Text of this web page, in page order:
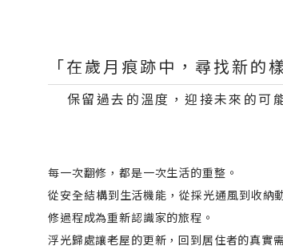
「在歲月痕跡中，尋找新的
保留過去的溫度，迎接未來的可
每一次翻修，都是一次生活的重整。
從安全結構到生活機能，從採光通風到收納
修過程成為重新認識家的旅程。
浮光歸處讓老屋的更新，回到居住者的真實